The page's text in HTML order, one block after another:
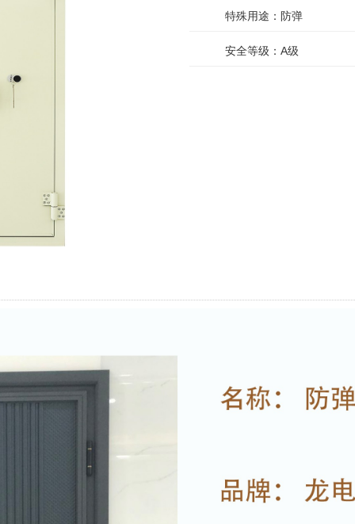
特殊用途：防弹
安全等级：A级